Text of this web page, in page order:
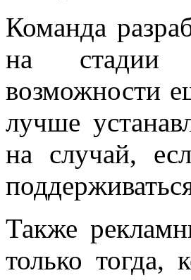
Команда
на стадии
возможности
лучше
на случай,
Также
только тогда,